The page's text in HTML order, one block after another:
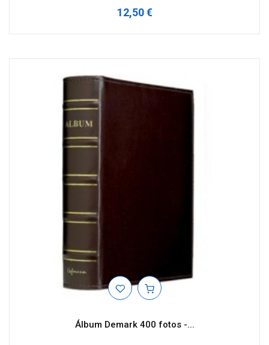
12,50 €
Álbum Demark 400 fotos -...